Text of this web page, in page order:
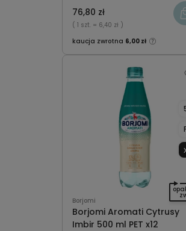
76,80 zł
( 1 szt. = 6,40 zł )
kaucja zwrotna 6,00 zł
Borjomi
Borjomi Aromati Cytrusy
Imbir 500 ml PET x12